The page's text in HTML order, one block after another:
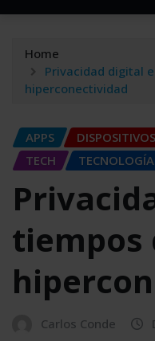
Home
Privacidad digital
hiperconectividad
APPS DISPOSITIVOS
TECH
TECNOLOGÍA
tiempos
Carlos Conde